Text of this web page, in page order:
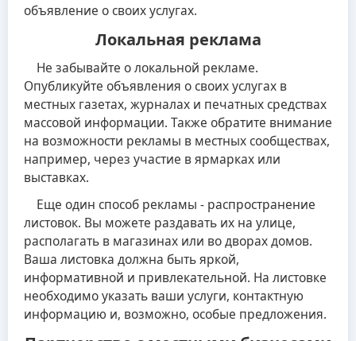
объявление о своих услугах.
Локальная реклама
Не забывайте о локальной рекламе.
Опубликуйте объявления о своих услугах в
местных газетах, журналах и печатных средствах
массовой информации. Также обратите внимание
на возможности рекламы в местных сообществах,
например, через участие в ярмарках или
выставках.
Еще один способ рекламы - распространение
листовок. Вы можете раздавать их на улице,
располагать в магазинах или во дворах домов.
Ваша листовка должна быть яркой,
информативной и привлекательной. На листовке
необходимо указать ваши услуги, контактную
информацию и, возможно, особые предложения.